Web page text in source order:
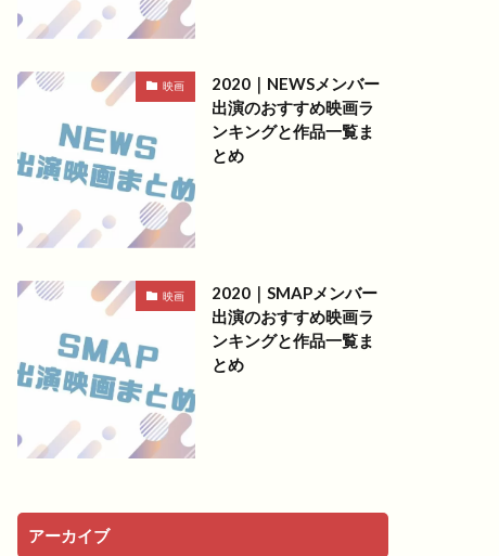
映画
2020｜NEWSメンバー
出演のおすすめ映画ラ
ンキングと作品一覧ま
とめ
映画
2020｜SMAPメンバー
出演のおすすめ映画ラ
ンキングと作品一覧ま
とめ
アーカイブ